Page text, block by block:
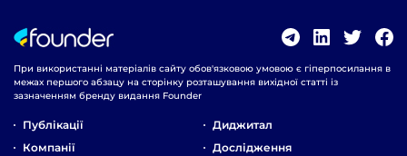
При використанні матеріалів сайту обов'язковою умовою є гіперпосилання в
межах першого абзацу на сторінку розташування вихідної статті із
зазначенням бренду видання Founder
Публікації
Компанії
Диджитал
Дослідження